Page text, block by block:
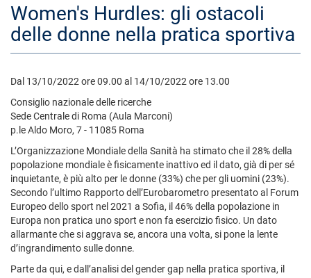
Women's Hurdles: gli ostacoli
delle donne nella pratica sportiva
Dal 13/10/2022 ore 09.00 al 14/10/2022 ore 13.00
Consiglio nazionale delle ricerche
Sede Centrale di Roma (Aula Marconi)
p.le Aldo Moro, 7 - 11085 Roma
L’Organizzazione Mondiale della Sanità ha stimato che il 28% della
popolazione mondiale è fisicamente inattivo ed il dato, già di per sé
inquietante, è più alto per le donne (33%) che per gli uomini (23%).
Secondo l’ultimo Rapporto dell’Eurobarometro presentato al Forum
Europeo dello sport nel 2021 a Sofia, il 46% della popolazione in
Europa non pratica uno sport e non fa esercizio fisico. Un dato
allarmante che si aggrava se, ancora una volta, si pone la lente
d’ingrandimento sulle donne.
Parte da qui, e dall’analisi del gender gap nella pratica sportiva, il